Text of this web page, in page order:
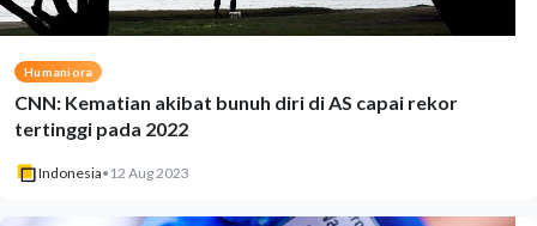
Humaniora
CNN: Kematian akibat bunuh diri di AS capai rekor
tertinggi pada 2022
Indonesia• 12 Aug 2023